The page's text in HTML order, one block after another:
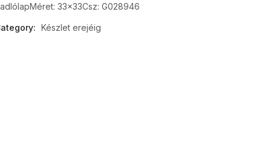
Méret: 33×33Csz: G028946
Készlet erejéig